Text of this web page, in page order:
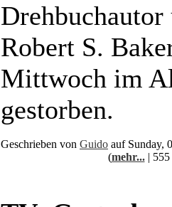
Drehbuchautor
Robert S.
Mittwoch im
gestorben.
Geschrieben von Guido auf Sunday,
(mehr...| 555